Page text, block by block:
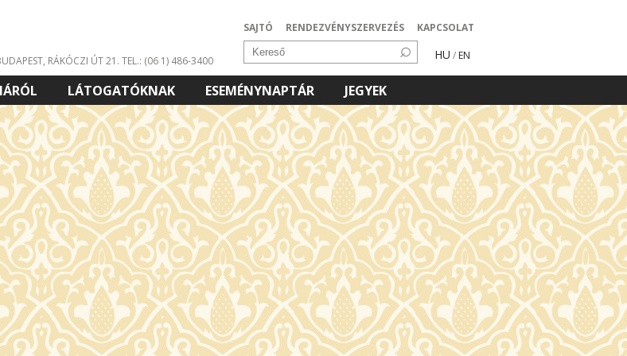
SAJTÓ RENDEZVÉNYSZERVEZÉS KAPCSOLAT
HU / EN
RÁKÓCZI ÚT 21. TEL.: (06 1) 486-3400
LÁTOGATÓKNAK ESEMÉNYNAPTÁR
JEGYEK